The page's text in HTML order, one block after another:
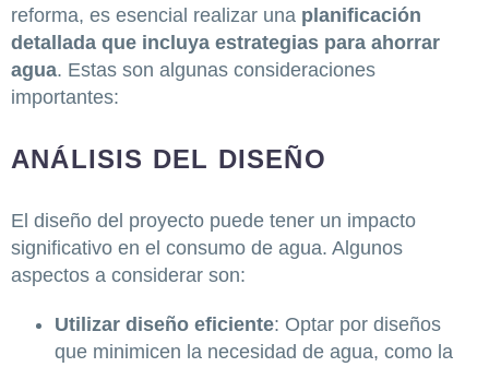
reforma, es esencial realizar una planificación
detallada que incluya estrategias para ahorrar
agua. Estas son algunas consideraciones
importantes:
ANÁLISIS DEL DISEÑO
El diseño del proyecto puede tener un impacto
significativo en el consumo de agua. Algunos
aspectos a considerar son:
Utilizar diseño eficiente: Optar por diseños
que minimicen la necesidad de agua, como la